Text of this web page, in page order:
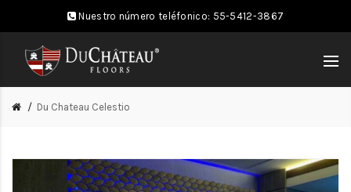
Nuestro número teléfonico: 55-5412-3867
Du Chateau Celestio